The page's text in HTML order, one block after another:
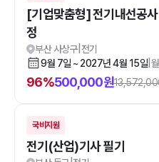
[기업맞춤형] 전기내선공
정
부산 사상구 전기
9월 7일 ~ 2027년 4월 15일
96%500,000원
국비지원
전기(산업)기사 필기